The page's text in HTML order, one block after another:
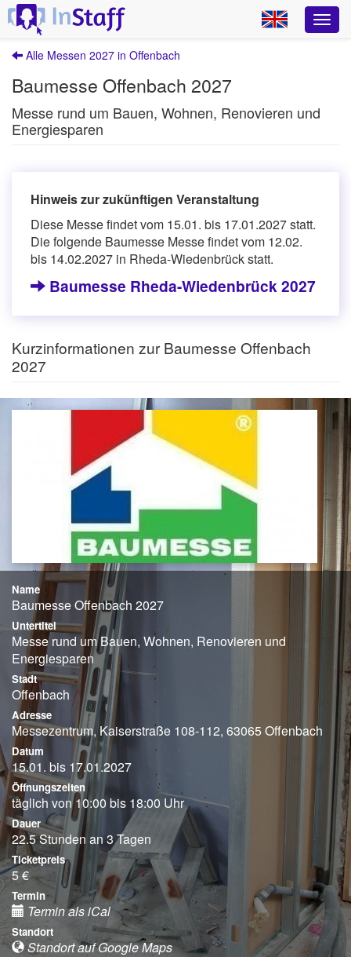
Alle Messen 2027 in Offenbach
Baumesse Offenbach 2027
Messe rund um Bauen, Wohnen, Renovieren und
Energiesparen
Hinweis zur zukünftigen Veranstaltung
Diese Messe findet vom 15.01. bis 17.01.2027 statt.
Die folgende Baumesse Messe findet vom 12.02.
bis 14.02.2027 in Rheda-Wiedenbrück statt.
Baumesse Rheda-Wiedenbrück 2027
Kurzinformationen zur Baumesse Offenbach
2027
Name
Baumesse Offenbach 2027
Untertitel
Messe rund um Bauen, Wohnen, Renovieren und
Energiesparen
Stadt
Offenbach
Adresse
Messezentrum, Kaiserstraße 108-112, 63065 Offenbach
Datum
15.01. bis 17.01.2027
Öffnungszeiten
täglich von 10:00 bis 18:00 Uhr
Dauer
22.5 Stunden an 3 Tagen
Ticketpreis
5 €
Termin
Termin als iCal
Standort
Standort auf Google Maps